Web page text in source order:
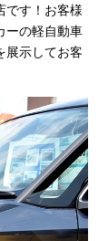
です！お客様
ーの軽自動車
展示してお客